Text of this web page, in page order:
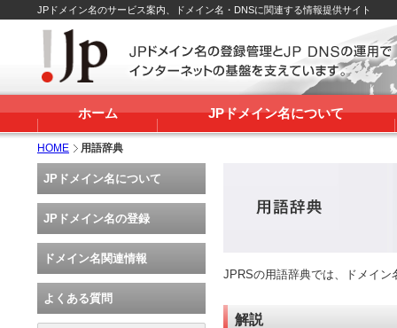
JPドメイン名のサービス案内、ドメイン名・DNSに関連する情報提供サイト
ホーム JPドメイン名について
HOME 用語辞典
JPRSの用語辞典では、ドメイ
解説
JPドメイン名について
JPドメイン名の登録
ドメイン名関連情報
よくある質問